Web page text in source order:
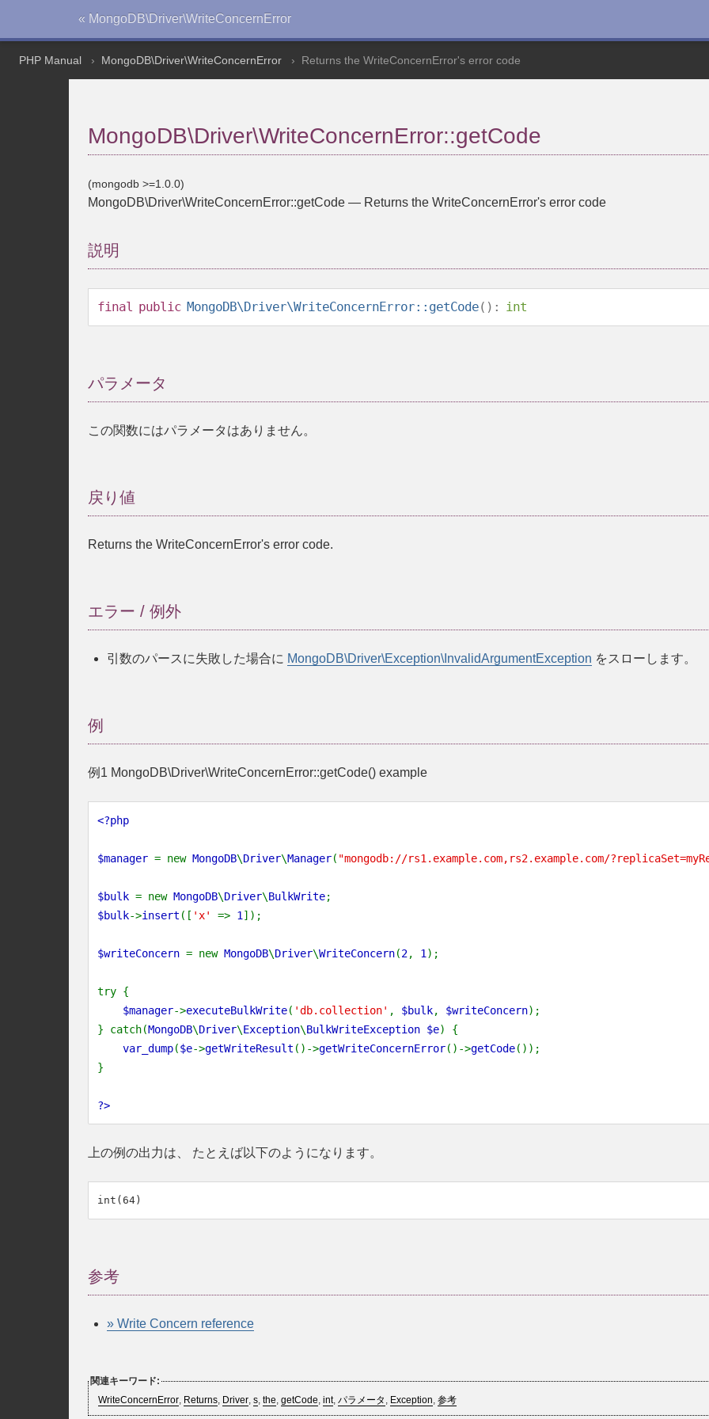
« MongoDB\Driver\WriteConcernError
PHP Manual MongoDB\Driver\WriteConcernError Returns the WriteConcernError's error code
MongoDB\Driver\WriteConcernError::getCode
(mongodb >=1.0.0)
MongoDB\Driver\WriteConcernError::getCode — Returns the WriteConcernError's error code
説明
final public MongoDB\Driver\WriteConcernError::getCode(): int
パラメータ
この関数にはパラメータはありません。
戻り値
Returns the WriteConcernError's error code.
エラー / 例外
引数のパースに失敗した場合に MongoDB\Driver\Exception\InvalidArgumentException をスローします。
例
例1 MongoDB\Driver\WriteConcernError::getCode() example
<?php
$manager = new MongoDB\Driver\Manager( "mongodb://rs1.example.com,rs2.example.com/
$bulk = new MongoDB\Driver\BulkWrite;
$bulk->insert ([ 'x' => 1 ]);
$writeConcern = new MongoDB\Driver\WriteConcern(2, 1 );
try {
$manager->executeBulkWrite( 'db.collection' , $bulk, $writeConcern);
} catch(MongoDB\Driver\Exception\BulkWriteException $e) {
var_dump($e->getWriteResult ()->getWriteConcernError()->getCode());
}
?>
上の例の出力は、 たとえば以下のようになります。
参考
» Write Concern reference
関連キーワード:
WriteConcernError, Returns, Driver, s, the, getCode, int, パラメータ , Exception, 参考